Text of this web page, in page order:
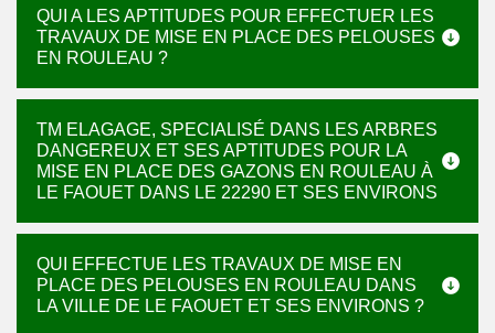
QUI A LES APTITUDES POUR EFFECTUER LES
TRAVAUX DE MISE EN PLACE DES PELOUSES
EN ROULEAU ?
TM ELAGAGE, SPECIALISÉ DANS LES ARBRES
DANGEREUX ET SES APTITUDES POUR LA
MISE EN PLACE DES GAZONS EN ROULEAU À
LE FAOUET DANS LE 22290 ET SES ENVIRONS
QUI EFFECTUE LES TRAVAUX DE MISE EN
PLACE DES PELOUSES EN ROULEAU DANS
LA VILLE DE LE FAOUET ET SES ENVIRONS ?